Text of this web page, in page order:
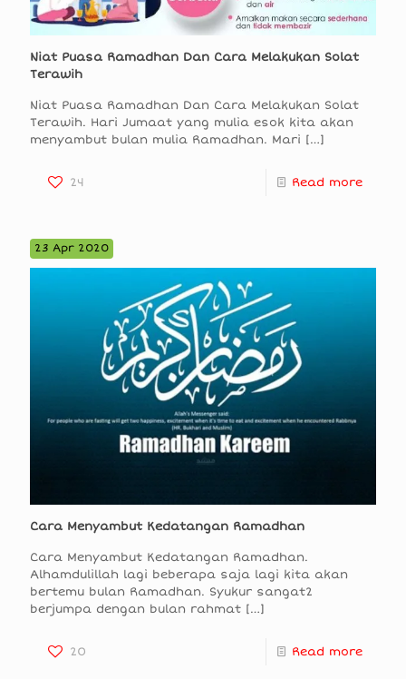
Niat Puasa Ramadhan Dan Cara Melakukan Solat
Terawih
Niat Puasa Ramadhan Dan Cara Melakukan Solat
Terawih. Hari Jumaat yang mulia esok kita akan
menyambut bulan mulia Ramadhan. Mari […]
24 Read more
23 Apr 2020
Cara Menyambut Kedatangan Ramadhan
Cara Menyambut Kedatangan Ramadhan.
Alhamdulillah lagi beberapa saja lagi kita akan
bertemu bulan Ramadhan. Syukur sangat2
berjumpa dengan bulan rahmat […]
20 Read more